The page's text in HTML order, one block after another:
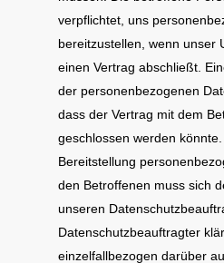
verpflichtet, uns
bereitzustellen, wenn unser
einen Vertrag abschließt.
der personenbezogenen
dass der Vertrag mit dem
geschlossen werden
Bereitstellung
den Betroffenen muss sich
unseren
Datenschutzbeauftragter
einzelfallbezogen darüber